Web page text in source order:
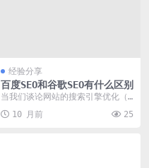
经验分享
百度SEO和谷歌SEO有什么区别
当我们谈论网站的搜索引擎优化（s
经常被提及...
10 月前 25